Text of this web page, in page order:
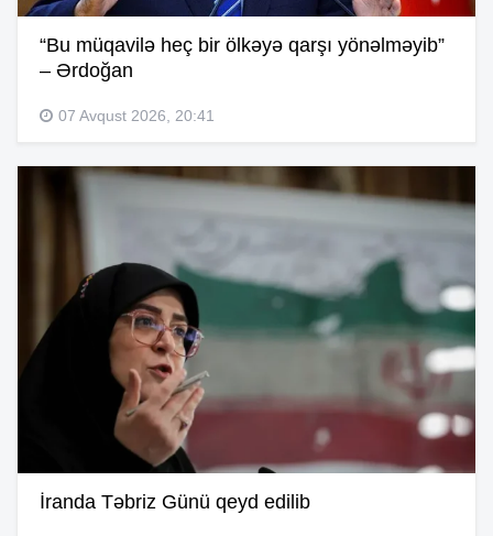
“Bu müqavilə heç bir ölkəyə qarşı yönəlməyib”
– Ərdoğan
07 Avqust 2026, 20:41
İranda Təbriz Günü qeyd edilib